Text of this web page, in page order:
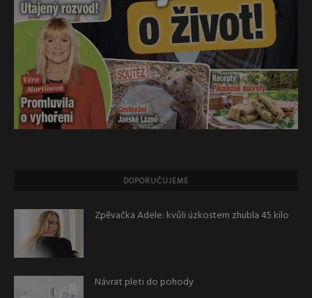
DOPORUČUJEME
Zpěvačka Adele: kvůli úzkostem zhubla 45 kilo
Návrat pleti do pohody